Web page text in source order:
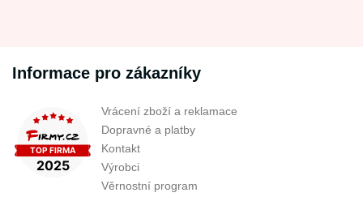
Informace pro zákazníky
Vrácení zboží a reklamace
Dopravné a platby
Kontakt
Výrobci
Věrnostní program